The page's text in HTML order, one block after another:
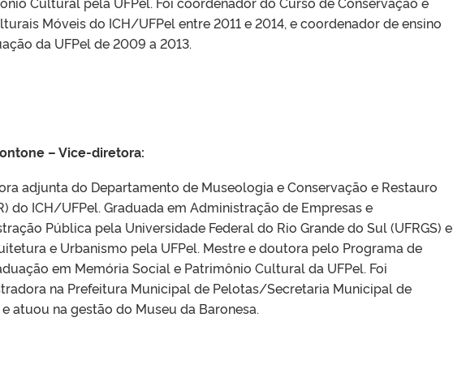
Móveis do ICH/UFPel entre 2011 e 2014, e coordenador de ensino
da UFPel de 2009 a 2013.
– Vice-diretora:
adjunta do Departamento de Museologia e Conservação e Restauro
do ICH/UFPel. Graduada em Administração de Empresas e
Pública pela Universidade Federal do Rio Grande do Sul (UFRGS) e
e Urbanismo pela UFPel. Mestre e doutora pelo Programa de
em Memória Social e Patrimônio Cultural da UFPel. Foi
na Prefeitura Municipal de Pelotas/Secretaria Municipal de
atuou na gestão do Museu da Baronesa.